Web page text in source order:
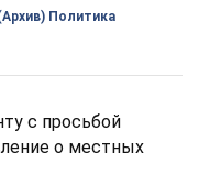
Политика
с просьбой
о местных